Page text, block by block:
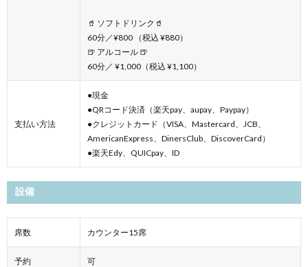
🥤 ソフトドリンク🥤
60分／¥800 （税込 ¥880）
🍺 アルコール 🍺
60分／ ¥1,000（税込 ¥1,100）
支払い方法
●現金
●QRコード決済（楽天pay、aupay、Paypay）
●クレジットカード（VISA、Mastercard、JCB、
AmericanExpress、DinersClub、DiscoverCard）
●楽天Edy、QUICpay、ID
設備
席数 カウンター15席
予約 可